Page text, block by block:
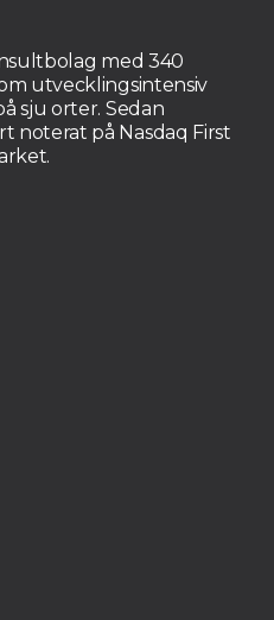
med 340
utvecklingsintensiv
sju orter. Sedan
noterat på Nasdaq First